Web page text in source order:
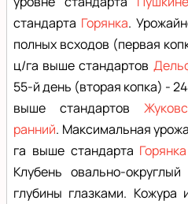
стандарта Горянка.
полных всходов (первая
ц/га выше стандартов
55-й день (вторая копка) -
выше стандартов
ранний. Максимальная
га выше стандарта Горянка
Клубень овально-
глубины глазками.